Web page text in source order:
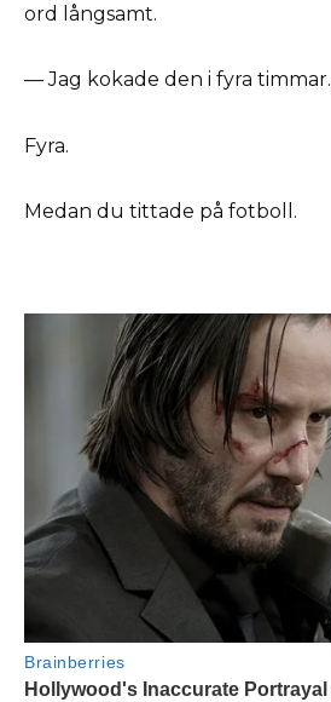
ord långsamt.
— Jag kokade den i fyra timmar.
Fyra.
Medan du tittade på fotboll.